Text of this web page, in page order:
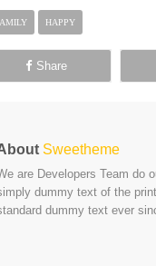
HAPPY
Share
Sweetheme
are Developers Team do
dummy text of the
dummy text ever